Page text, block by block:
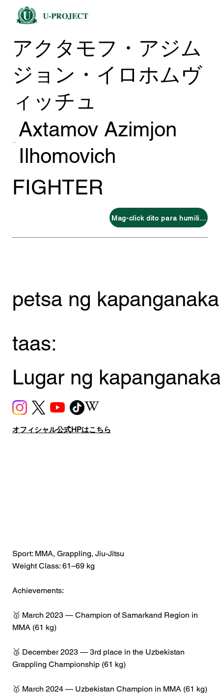
アクタモフ・アジム
ジョン・イロホムヴ
ィッチュ
Axtamov Azimjon
Ilhomovich
FIGHTER
Mag-click dito para humiling
petsa ng
taas:
Lugar ng
オフィシャル公式HPはこちら
Sport: MMA, Grappling, Jiu-Jitsu
Weight Class: 61–69 kg
Achievements:
🥇 March 2023 — Champion of Samarkand Region in
MMA (61 kg)
🥉 December 2023 — 3rd place in the Uzbekistan
Grappling Championship (61 kg)
🥇 March 2024 — Uzbekistan Champion in MMA (61 kg)